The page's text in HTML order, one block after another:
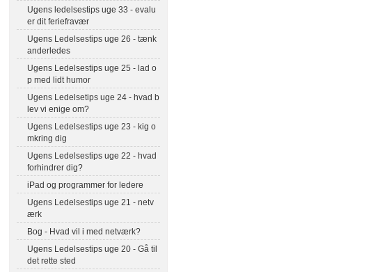
Ugens ledelsestips uge 33 - evalu
er dit feriefravær
Ugens Ledelsestips uge 26 - tænk
anderledes
Ugens Ledelsestips uge 25 - lad o
p med lidt humor
Ugens Ledelsetips uge 24 - hvad b
lev vi enige om?
Ugens Ledelsestips uge 23 - kig o
mkring dig
Ugens Ledelsestips uge 22 - hvad
forhindrer dig?
iPad og programmer for ledere
Ugens Ledelsestips uge 21 - netv
ærk
Bog - Hvad vil i med netværk?
Ugens Ledelsestips uge 20 - Gå til
det rette sted